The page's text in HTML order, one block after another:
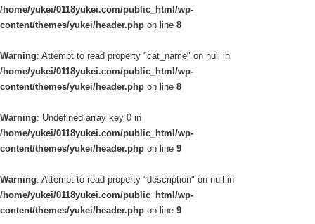
/home/yukei/0118yukei.com/public_html/wp-
content/themes/yukei/header.php on line 8
Warning: Attempt to read property "cat_name" on null in
/home/yukei/0118yukei.com/public_html/wp-
content/themes/yukei/header.php on line 8
Warning: Undefined array key 0 in
/home/yukei/0118yukei.com/public_html/wp-
content/themes/yukei/header.php on line 9
Warning: Attempt to read property "description" on null in
/home/yukei/0118yukei.com/public_html/wp-
content/themes/yukei/header.php on line 9